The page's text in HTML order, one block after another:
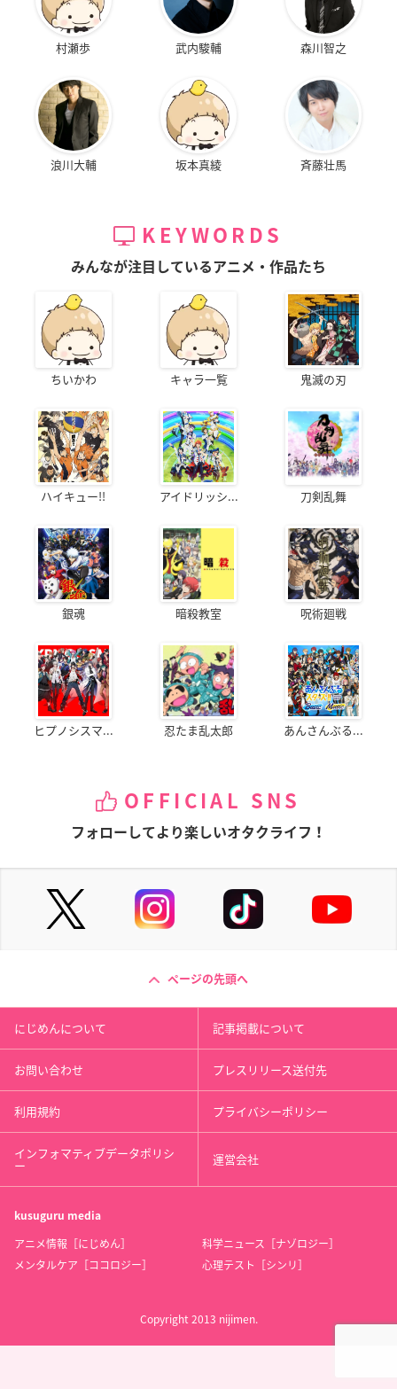
村瀬歩 武内駿輔 森川智之
浪川大輔 坂本真綾 斉藤壮馬
KEYWORDS
みんなが注目しているアニメ・作品たち
ちいかわ キャラ一覧 鬼滅の刃
ハイキュー!! アイドリッシ... 刀剣乱舞
銀魂 暗殺教室 呪術廻戦
ヒプノシスマ... 忍たま乱太郎 あんさんぶる...
OFFICIAL SNS
フォローしてより楽しいオタクライフ！
ページの先頭へ
にじめんについて 記事掲載について
お問い合わせ プレスリリース送付先
利用規約 プライバシーポリシー
インフォマティブデータポリシ
ー 運営会社
kusuguru media
アニメ情報［にじめん］
科学ニュース［ナゾロジー］
メンタルケア［ココロジー］
心理テスト［シンリ］
Copyright 2013 nijimen.